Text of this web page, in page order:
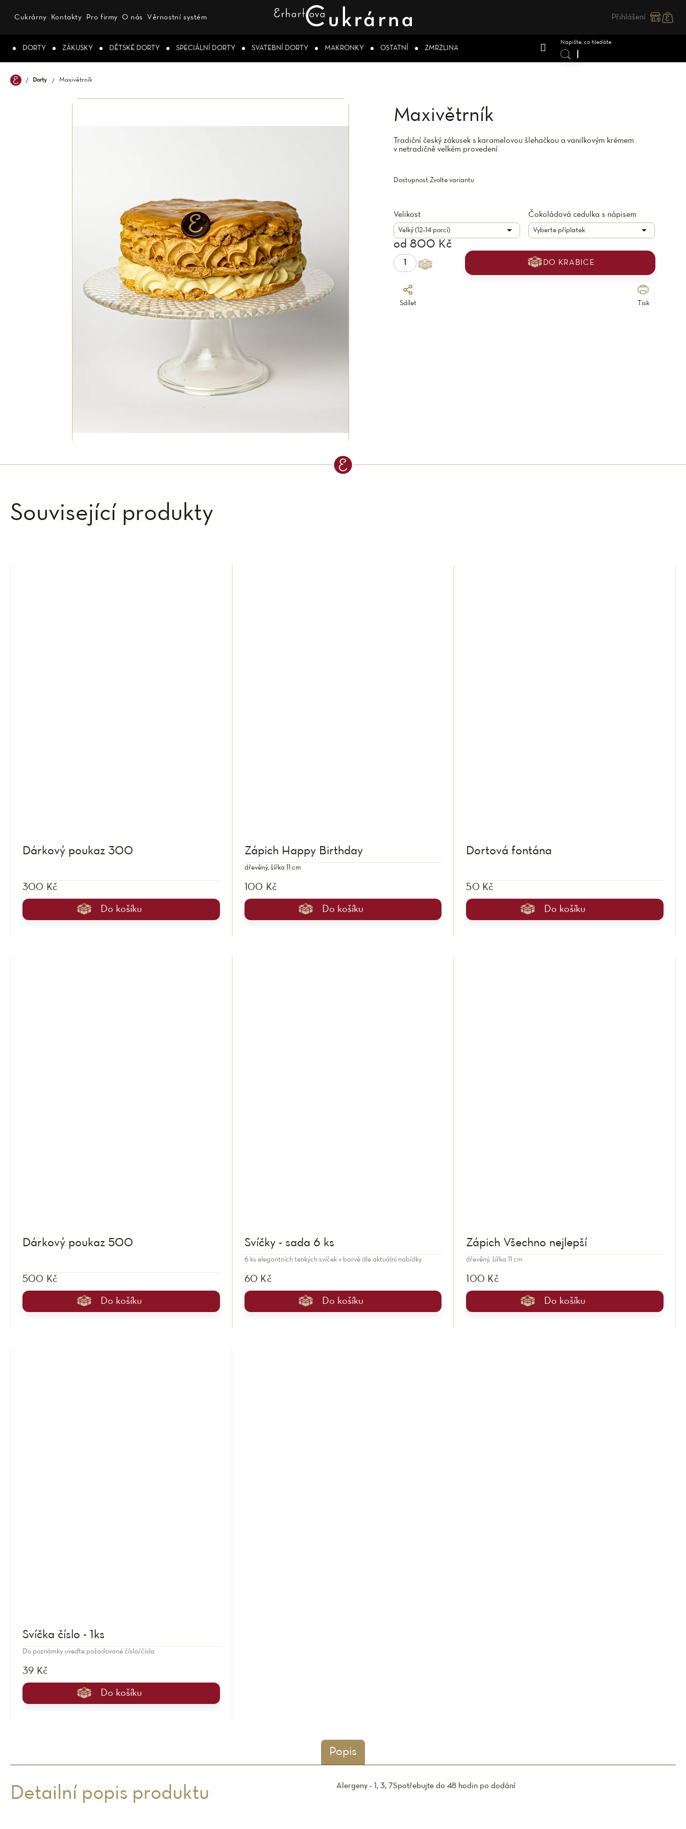
Přihlášení
Cukrárny Kontakty Pro firmy O nás Věrnostní systém
DORTY ZÁKUSKY DĚTSKÉ DORTY SPECIÁLNÍ DORTY SVATEBNÍ DORTY MAKRONKY OSTATNÍ ZMRZLINA
Dorty Maxivětrník
Maxivětrník
Velikost Čokoládová cedulka s nápisem
Tradiční český zákusek s karamelovou šlehačkou a vanilkovým krémem
v netradičně velkém provedení
Tisk
Sdílet
Dostupnost:Zvolte variantu
od 800 Kč
DO KRABICE
Související produkty
Dárkový poukaz 300
300 Kč
Do košíku
Zápich Happy Birthday
100 Kč
Do košíku
dřevěný, šířka 11 cm
Dortová fontána
50 Kč
Do košíku
Dárkový poukaz 500
500 Kč
Do košíku
Svíčky - sada 6 ks
60 Kč
Do košíku
6 ks elegantních tenkých svíček v barvě dle aktuální nabídky
Zápich Všechno nejlepší
100 Kč
Do košíku
dřevěný, šířka 11 cm
Svíčka číslo - 1ks
39 Kč
Do košíku
Do poznámky uveďte požadované číslo/čísla
Popis
Detailní popis produktu Alergeny - 1, 3, 7Spotřebujte do 48 hodin po dodání